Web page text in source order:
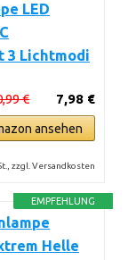
LED
3 Lichtmodi
7,98 €
€
ansehen
zzgl. Versandkosten
EMPFEHLUNG
Helle